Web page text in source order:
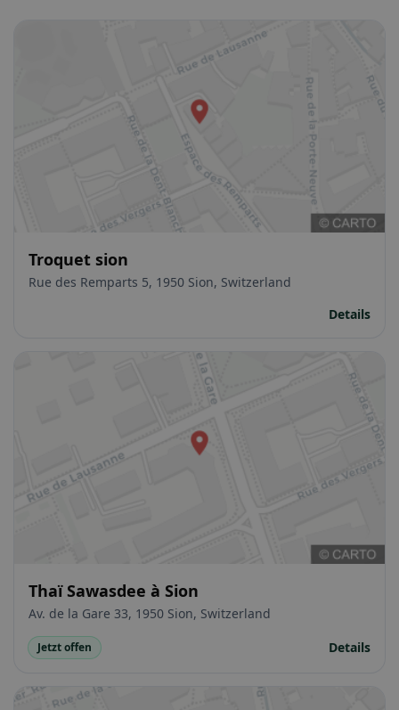
Troquet sion
Rue des Remparts 5, 1950 Sion, Switzerland
Details
Thaï Sawasdee à Sion
Av. de la Gare 33, 1950 Sion, Switzerland
Jetzt offen Details